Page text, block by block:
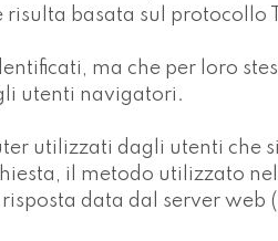
basata sul protocollo
ma che per loro
utenti navigatori.
utilizzati dagli utenti che
il metodo utilizzato
data dal server web